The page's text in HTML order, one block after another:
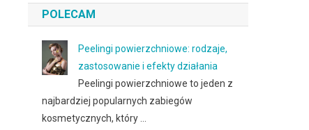
POLECAM
Peelingi powierzchniowe: rodzaje,
zastosowanie i efekty działania
Peelingi powierzchniowe to jeden z
najbardziej popularnych zabiegów
kosmetycznych, który …